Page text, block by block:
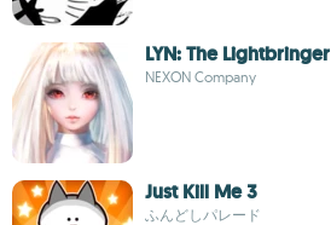
LYN: The Lightbringer
NEXON Company
Just Kill Me 3
ふんどしパレード